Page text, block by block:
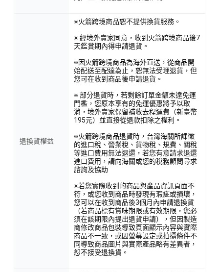
退換貨權益
※火箭跨境商品恕不提供換貨服務。
※ 經境外賣家同意，收到火箭跨境商品後7
天鑑賞期內得申請退貨。
※因火箭跨境商品為海外直送，從商品開
始配送至配達為止，恕無法受理退貨，但
您可在收到商品後申請退貨。
※ 部分退貨時，若剩餘訂單金額未達免運
門檻，您原本享有的免運優惠將予以取
消，境外賣家保留補收去程運費（新臺幣
195元）並直接從退款扣除之權利。
※火箭跨境商品退貨時，台灣海關所課徵
的進口稅、營業稅、貨物稅、規費、關稅
等進口費用無法退還，若您有意請求退還
進口費用，請向海關或您的稅務顧問尋求
諮詢及協助
※若您實際收到的商品與產品資訊頁面不
符，或您收到商品時發現有瑕疵或損壞，
您可以在收到商品後3個月內申請退換貨
（若商品標有賞味期限或有效期限，您必
須在該期限內提出退貨申請），但因製造
商修改商品包裝導致頁面顯示內容與實際
商品不一致，或因螢幕設定或拍攝條件不
同導致商品圖片與實際產品略有差異者，
恕不接受退換貨。